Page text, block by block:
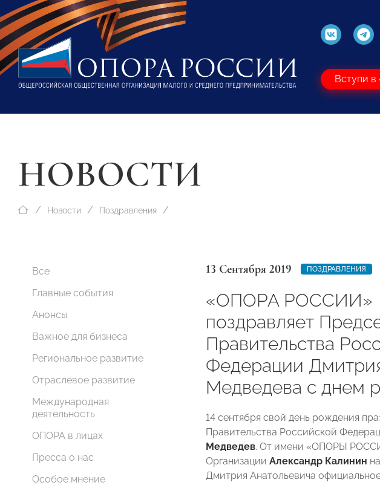
Вступи
НОВОСТИ
Новости Поздравления
Все
Главные события
Анонсы
Важное для бизнеса
Региональное развитие
Отраслевое развитие
Международная
деятельность
ОПОРА в лицах
Пресса о нас
Особое мнение
13 Сентября 2019 ПОЗДРАВЛЕНИЯ
«ОПОРА РОССИИ»
поздравляет
Правительства
Федерации
Медведева с днем
14 сентября свой день рождения
Правительства Российской
Медведев. От имени «ОПОРЫ
Организации Александр Калинин
Дмитрия Анатольевича